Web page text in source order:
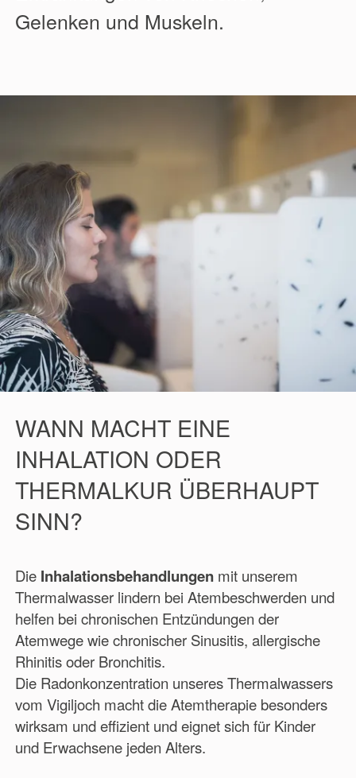
Gelenken und Muskeln.
WANN MACHT EINE
INHALATION ODER
THERMALKUR ÜBERHAUPT
SINN?
Die Inhalationsbehandlungenmit unserem
Thermalwasser lindern bei Atembeschwerden und
helfen bei chronischen Entzündungen der
Atemwege wie chronischer Sinusitis, allergische
Rhinitis oder Bronchitis.
Die Radonkonzentration unseres Thermalwassers
vom Vigiljoch macht die Atemtherapie besonders
wirksam und effizient und eignet sich für Kinder
und Erwachsene jeden Alters.